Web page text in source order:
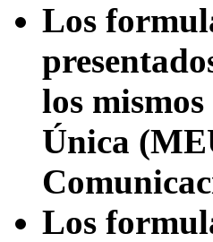
Los
los
Única
Los